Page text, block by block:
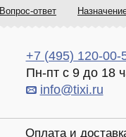
Вопрос-ответ
+7 (495) 120-00-
Пн-пт с 9 до 18
info@tixi.ru
Оплата и